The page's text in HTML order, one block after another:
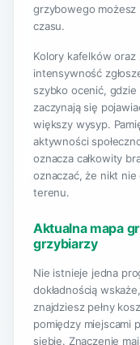
grzybowego możesz
czasu.
Kolory kafelków
intensywność
szybko ocenić,
zaczynają się
większy wysyp.
aktywności
oznacza całkowity
oznaczać, że nikt nie
terenu.
Aktualna mapa
grzybiarzy
Nie istnieje jedna
dokładnością
znajdziesz pełny
pomiędzy miejscami
siebie. Znaczenie